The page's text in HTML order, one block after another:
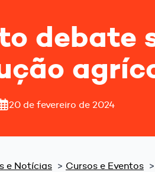
debate
20 de fevereiro de 2024
e Notícias
Cursos e Eventos